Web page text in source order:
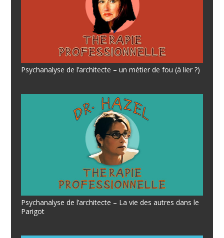
Psychanalyse de l’architecte – un métier de fou (à lier ?)
Psychanalyse de l’architecte – La vie des autres dans le
Parigot